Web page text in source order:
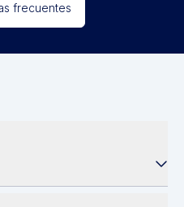
frecuentes